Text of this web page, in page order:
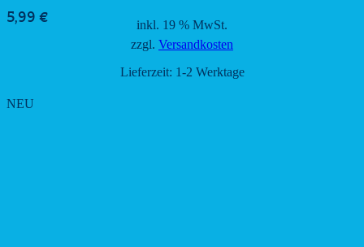
5,99 €
inkl. 19 % MwSt.
zzgl. Versandkosten
Lieferzeit: 1-2 Werktage
NEU